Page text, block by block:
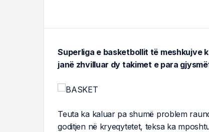
Superliga e basketbollit të meshkujve
janë zhvilluar dy takimet e para
Teuta ka kaluar pa shumë problem
goditjen në kryeqytetet, teksa ka